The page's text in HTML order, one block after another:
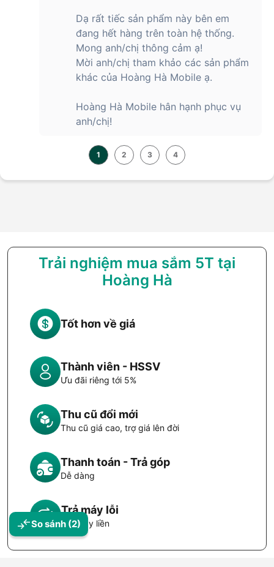
So sánh (2)
Dạ rất tiếc sản phẩm này bên em
đang hết hàng trên toàn hệ thống.
Mong anh/chị thông cảm ạ!
Mời anh/chị tham khảo các sản phẩm
khác của Hoàng Hà Mobile ạ.
Hoàng Hà Mobile hân hạnh phục vụ
anh/chị!
1 2 3 4
Trải nghiệm mua sắm 5T tại
Hoàng Hà
Tốt hơn về giá
Thành viên - HSSV
Ưu đãi riêng tới 5%
Thu cũ đổi mới
Thu cũ giá cao, trợ giá lên đời
Thanh toán - Trả góp
Dễ dàng
Trả máy lỗi
Đổi máy liền